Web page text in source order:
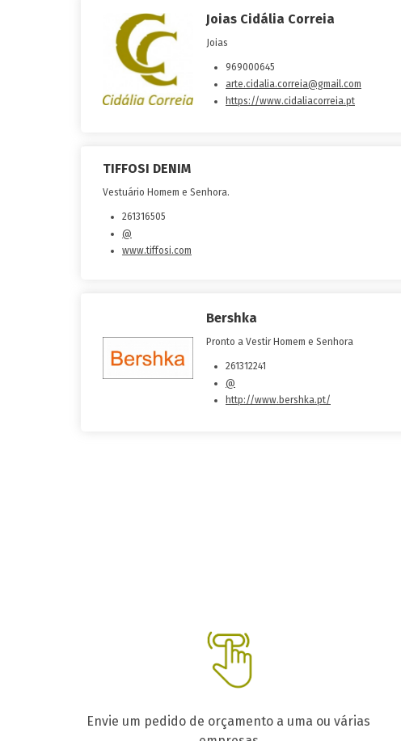
Joias Cidália Correia
Joias
969000645
arte.cidalia.correia@gmail.com
https://www.cidaliacorreia.pt
TIFFOSI DENIM
Vestuário Homem e Senhora.
261316505
@
www.tiffosi.com
Bershka
Pronto a Vestir Homem e Senhora
261312241
@
http://www.bershka.pt/
Envie um pedido de orçamento a uma ou várias